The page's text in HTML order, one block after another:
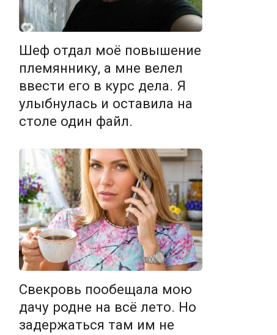
Шеф отдал моё повышение
племяннику, а мне велел
ввести его в курс дела. Я
улыбнулась и оставила на
столе один файл.
Свекровь пообещала мою
дачу родне на всё лето. Но
задержаться там им не